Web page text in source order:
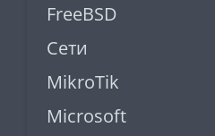
FreeBSD
Сети
MikroTik
Microsoft